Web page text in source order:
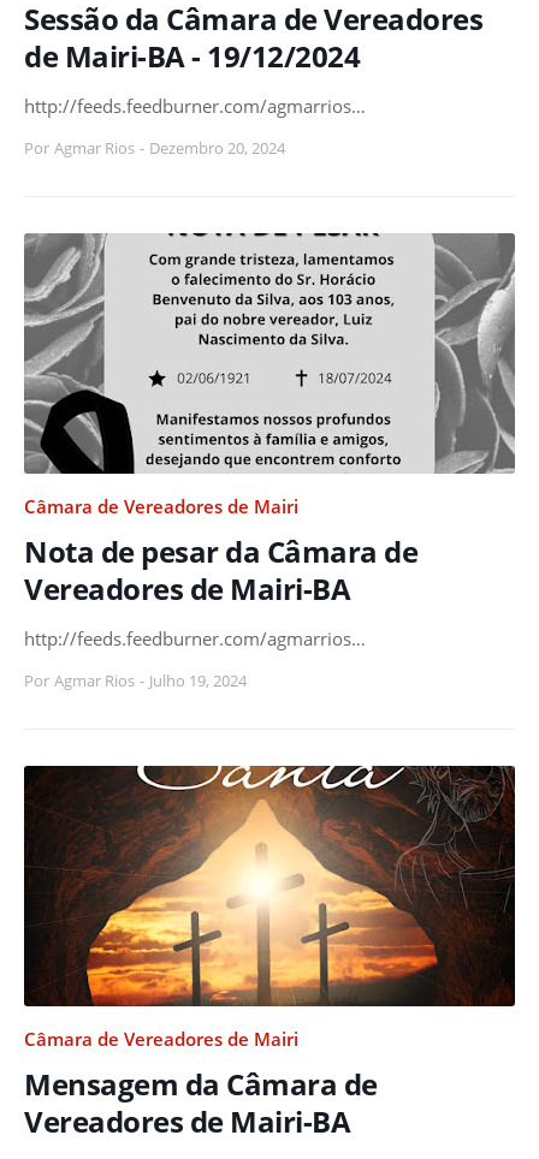
Sessão da Câmara de Vereadores
de Mairi-BA - 19/12/2024
http://feeds.feedburner.com/agmarrios…
Por Agmar Rios - Dezembro 20, 2024
Câmara de Vereadores de Mairi
Nota de pesar da Câmara de
Vereadores de Mairi-BA
http://feeds.feedburner.com/agmarrios…
Por Agmar Rios - Julho 19, 2024
Câmara de Vereadores de Mairi
Mensagem da Câmara de
Vereadores de Mairi-BA